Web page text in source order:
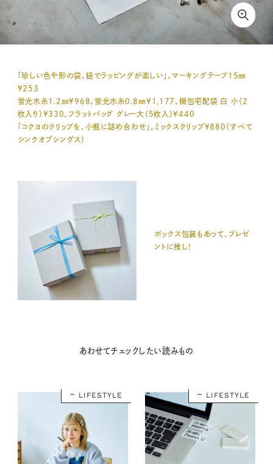
「珍しい色や形の袋、紐でラッピングが楽しい」。マーキングテープ15㎜
¥253
蛍光水糸1.2㎜¥968、蛍光水糸0.8㎜¥1,177、梱包宅配袋 白 小（2
枚入り）¥330、フラットバッグ グレー大（5枚入）¥440
「コクヨのクリップを、小瓶に詰め合わせ」。ミックスクリップ¥880（すべて
シンクオブシングス）
ボックス包装もあって、プレゼ
ントに推し！
あわせてチェックしたい読みもの
LIFESTYLE LIFESTYLE